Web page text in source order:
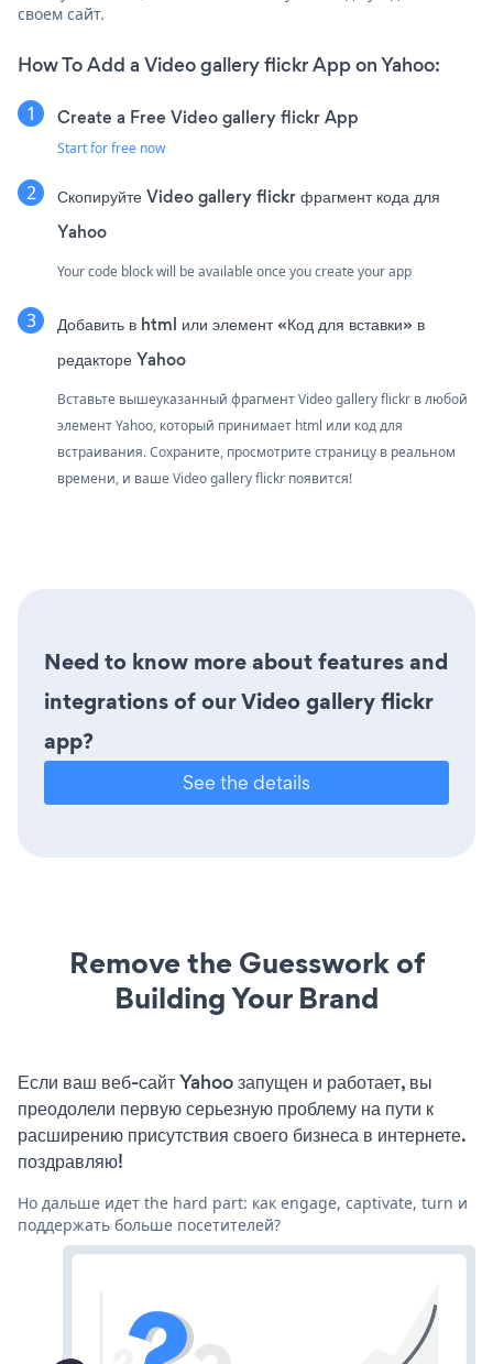
своем сайт.
How To Add a Video gallery flickr App on Yahoo:
Create a Free Video gallery flickr App
Start for free now
Скопируйте Video gallery flickr фрагмент кода для
Yahoo
Your code block will be available once you create your app
Добавить в html или элемент «Код для вставки» в
редакторе Yahoo
Вставьте вышеуказанный фрагмент Video gallery flickr в любой
элемент Yahoo, который принимает html или код для
встраивания. Сохраните, просмотрите страницу в реальном
времени, и ваше Video gallery flickr появится!
Need to know more about features and
integrations of our Video gallery flickr
app?
See the details
Remove the Guesswork of
Building Your Brand
Если ваш веб-сайт Yahoo запущен и работает, вы
преодолели первую серьезную проблему на пути к
расширению присутствия своего бизнеса в интернете.
поздравляю!
Но дальше идет the hard part: как engage, captivate, turn и
поддержать больше посетителей?